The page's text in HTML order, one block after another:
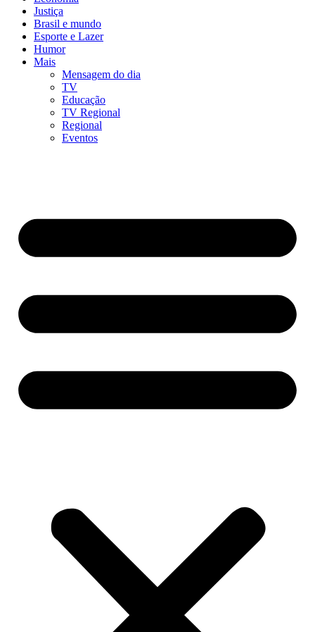
Justiça
Brasil e mundo
Esporte e Lazer
Humor
Mais
Mensagem do dia
TV
Educação
TV Regional
Regional
Eventos